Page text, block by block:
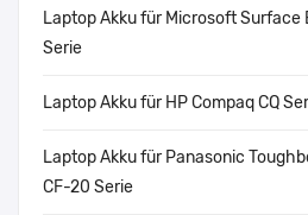
Laptop Akku für Microsoft Surface
Serie
Laptop Akku für HP Compaq CQ
Laptop Akku für Panasonic
CF-20 Serie